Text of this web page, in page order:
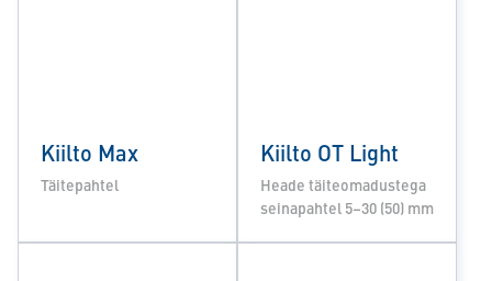
Kiilto Max
Täitepahtel
Kiilto OT Light
Heade täiteomadustega
seinapahtel 5–30 (50) mm